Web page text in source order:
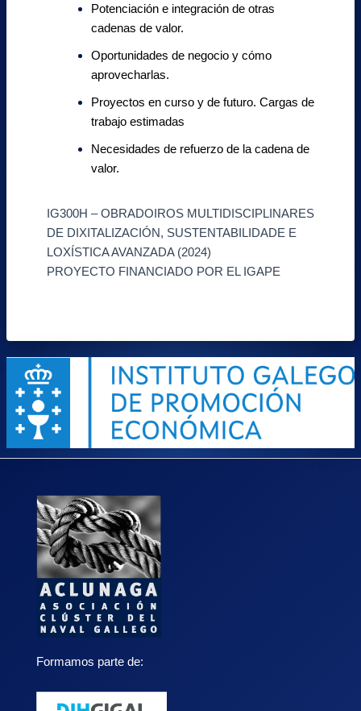
Potenciación e integración de otras
cadenas de valor.
Oportunidades de negocio y cómo
aprovecharlas.
Proyectos en curso y de futuro. Cargas de
trabajo estimadas
Necesidades de refuerzo de la cadena de
valor.
IG300H – OBRADOIROS MULTIDISCIPLINARES
DE DIXITALIZACIÓN, SUSTENTABILIDADE E
LOXÍSTICA AVANZADA (2024)
PROYECTO FINANCIADO POR EL IGAPE
Formamos parte de: